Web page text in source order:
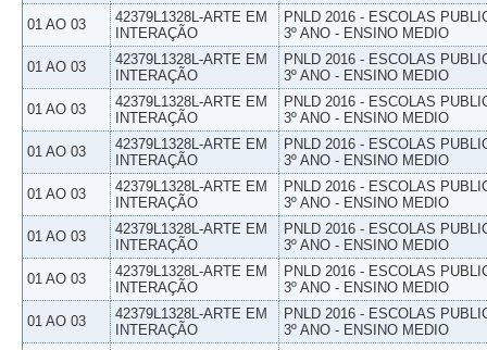
01 AO 03
42379L1328L-ARTE EM
INTERAÇÃO
PNLD 2016 - ESCOLAS
3º ANO - ENSINO MEDIO
01 AO 03
42379L1328L-ARTE EM
INTERAÇÃO
PNLD 2016 - ESCOLAS
3º ANO - ENSINO MEDIO
01 AO 03
42379L1328L-ARTE EM
INTERAÇÃO
PNLD 2016 - ESCOLAS
3º ANO - ENSINO MEDIO
01 AO 03
42379L1328L-ARTE EM
INTERAÇÃO
PNLD 2016 - ESCOLAS
3º ANO - ENSINO MEDIO
01 AO 03
42379L1328L-ARTE EM
INTERAÇÃO
PNLD 2016 - ESCOLAS
3º ANO - ENSINO MEDIO
01 AO 03
42379L1328L-ARTE EM
INTERAÇÃO
PNLD 2016 - ESCOLAS
3º ANO - ENSINO MEDIO
01 AO 03
42379L1328L-ARTE EM
INTERAÇÃO
PNLD 2016 - ESCOLAS
3º ANO - ENSINO MEDIO
01 AO 03
42379L1328L-ARTE EM
INTERAÇÃO
PNLD 2016 - ESCOLAS
3º ANO - ENSINO MEDIO